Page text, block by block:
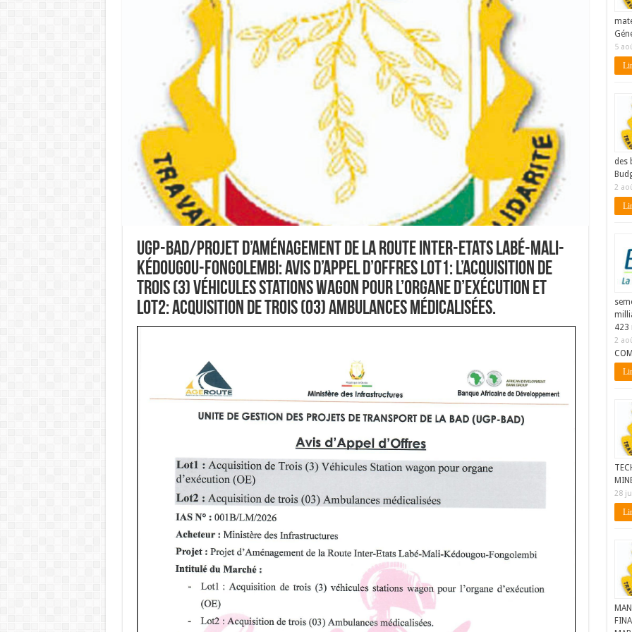
UGP-BAD/Projet d’Aménagement de la Route Inter-Etats Labé-Mali-
Kédougou-Fongolembi: Avis d’Appel d’Offres Lot1: l’acquisition de
trois (3) véhicules stations wagon pour l’organe d’exécution et
Lot2: Acquisition de trois (03) Ambulances médicalisées.
5
des
2
423
2
28